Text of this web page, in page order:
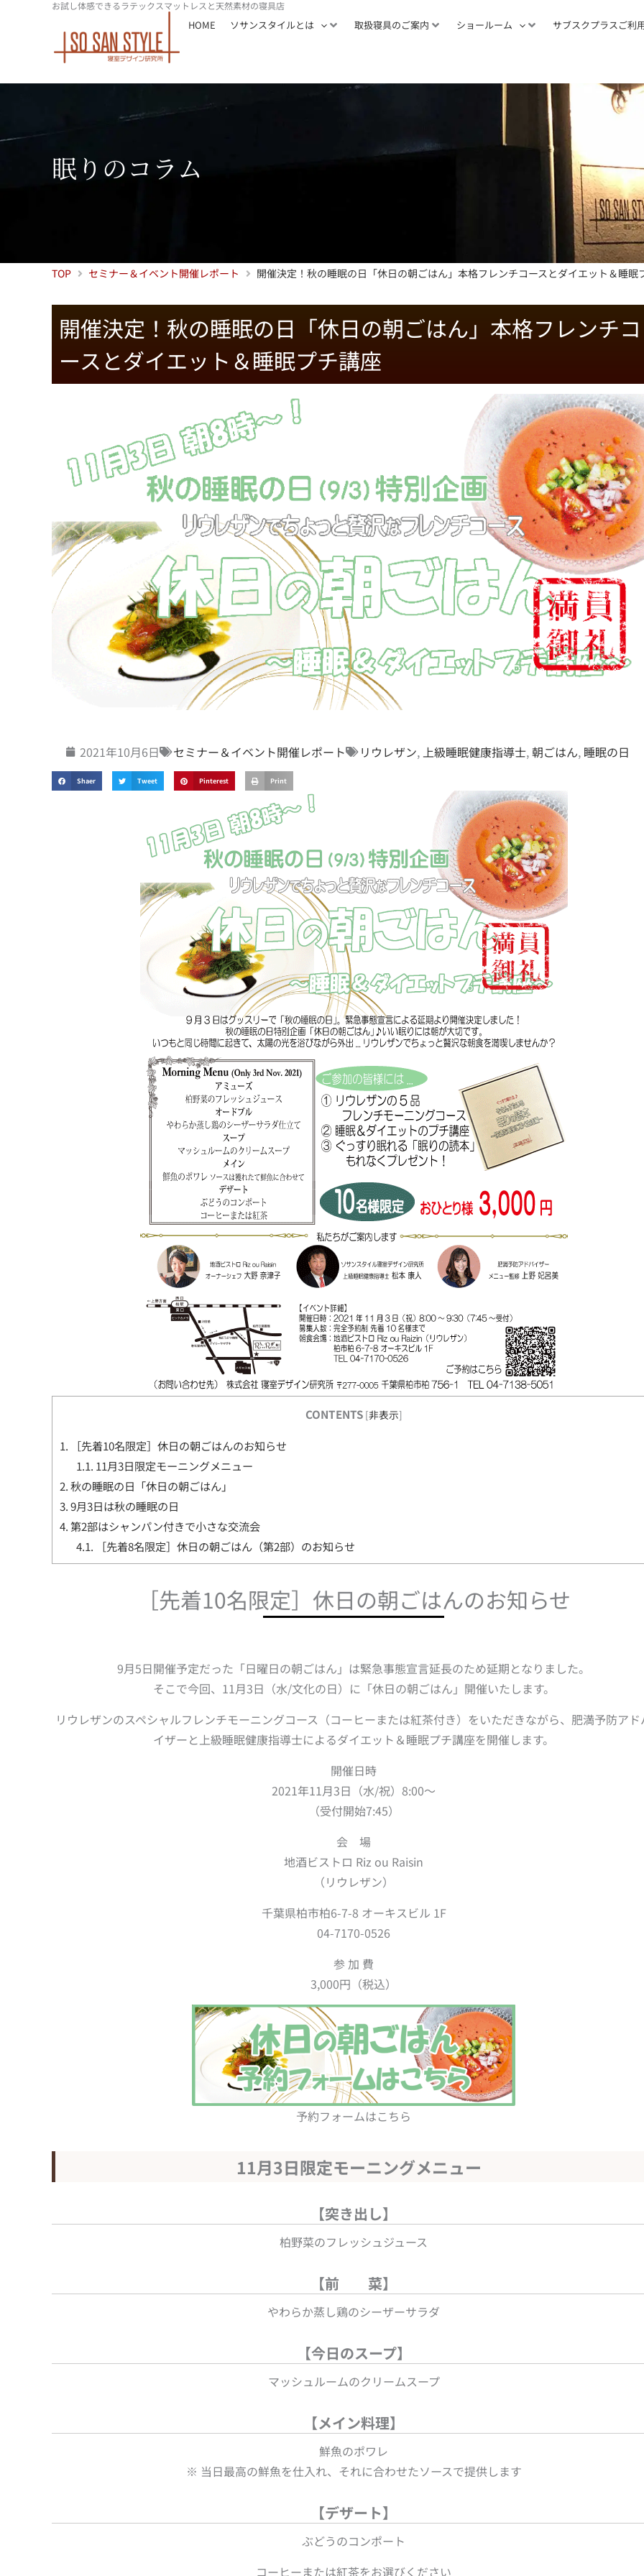
お試し体感できるラテックスマットレスと天然素材の寝具店
HOME ソサンスタイルとは 取扱寝具のご案内 ショールーム サブスクプラスご利
眠りのコラム
TOP セミナー＆イベント開催レポート 開催決定！秋の睡眠の日「休日の朝ごはん」本格フレンチコースとダイエット＆睡眠
開催決定！秋の睡眠の日「休日の朝ごはん」本格フレンチコ
ースとダイエット＆睡眠プチ講座
2021年10月6日 セミナー＆イベント開催レポート リウレザン, 上級睡眠健康指導士,朝ごはん, 睡眠の日
Shaer Tweet Pinterest Print
CONTENTS [非表示]
1. ［先着10名限定］休日の朝ごはんのお知らせ
1.1. 11月3日限定モーニングメニュー
2.秋の睡眠の日「休日の朝ごはん」
3.9月3日は秋の睡眠の日
4.第2部はシャンパン付きで小さな交流会
4.1. ［先着8名限定］休日の朝ごはん（第2部）のお知らせ
［先着10名限定］休日の朝ごはんのお知らせ
9月5日開催予定だった「日曜日の朝ごはん」は緊急事態宣言延長のため延期となりました。
そこで今回、11月3日（水/文化の日）に「休日の朝ごはん」開催いたします。
リウレザンのスペシャルフレンチモーニングコース（コーヒーまたは紅茶付き）をいただきながら、肥満予防アド
イザーと上級睡眠健康指導士によるダイエット＆睡眠プチ講座を開催します。
開催日時
2021年11月3日（水/祝）8:00～
（受付開始7:45）
会 場
地酒ビストロ Riz ou Raisin
（リウレザン）
千葉県柏市柏6-7-8 オーキスビル 1F
04-7170-0526
参 加 費
3,000円（税込）
予約フォームはこちら
11月3日限定モーニングメニュー
【突き出し】
柏野菜のフレッシュジュース
【前 菜】
やわらか蒸し鶏のシーザーサラダ
【今日のスープ】
マッシュルームのクリームスープ
【メイン料理】
鮮魚のポワレ
※ 当日最高の鮮魚を仕入れ、それに合わせたソースで提供します
【デザート】
ぶどうのコンポート
コーヒーまたは紅茶をお選びください